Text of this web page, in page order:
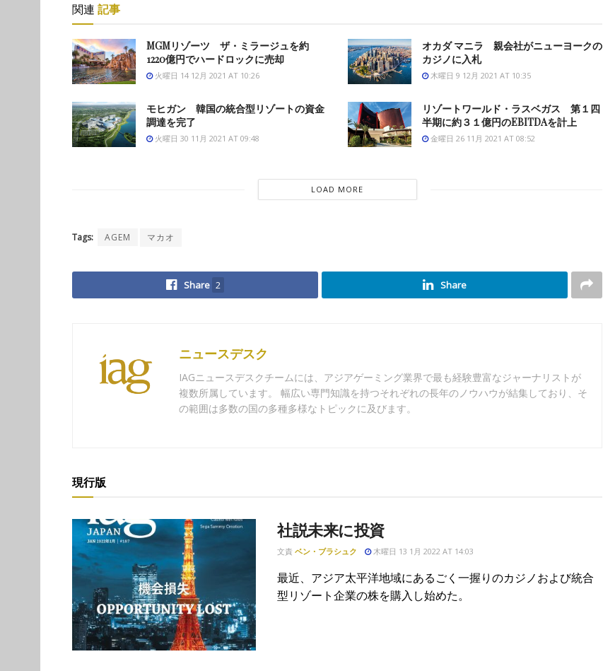
関連 記事
MGMリゾーツ ザ・ミラージュを約
1220億円でハードロックに売却
火曜日 14 12月 2021 AT 10:26
オカダ マニラ 親会社がニューヨークの
カジノに入札
木曜日 9 12月 2021 AT 10:35
モヒガン 韓国の統合型リゾートの資金
調達を完了
火曜日 30 11月 2021 AT 09:48
リゾートワールド・ラスベガス 第１四
半期に約３１億円のEBITDAを計上
金曜日 26 11月 2021 AT 08:52
LOAD MORE
Tags: AGEM マカオ
Share 2 Share
ニュースデスク
IAGニュースデスクチームには、アジアゲーミング業界で最も経験豊富なジャーナリストが
複数所属しています。 幅広い専門知識を持つそれぞれの長年のノウハウが結集しており、そ
の範囲は多数の国の多種多様なトピックに及びます。
現行版
社説未来に投資
文責 ベン・ブラシュク 木曜日 13 1月 2022 AT 14:03
最近、アジア太平洋地域にあるごく一握りのカジノおよび統合
型リゾート企業の株を購入し始めた。